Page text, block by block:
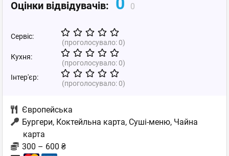
Оцінки відвідувачів: 0
Сервіс:
(проголосувало:0)
Кухня:
(проголосувало:0)
Інтер'єр:
(проголосувало:0)
Європейська
Бургери, Коктейльна карта, Суші-меню, Чайна
карта
300 – 600 ₴